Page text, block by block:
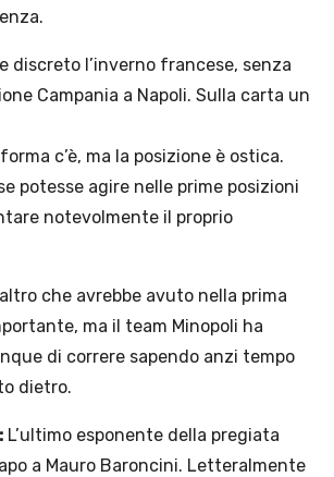
discreto l’inverno francese, senza
Campania a Napoli. Sulla carta un
c’è, ma la posizione è ostica.
potesse agire nelle prime posizioni
notevolmente il proprio
che avrebbe avuto nella prima
ma il team Minopoli ha
di correre sapendo anzi tempo
dietro.
L’ultimo esponente della pregiata
a Mauro Baroncini. Letteralmente